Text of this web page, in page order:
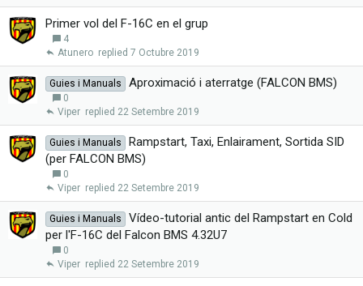
Primer vol del F-16C en el grup
4
7 Octubre 2019
Atunero
Guies i Manuals Aproximació i aterratge (FALCON BMS)
0
22 Setembre 2019
Viper
Guies i Manuals
Rampstart, Taxi, Enlairament, Sortida SID
(per FALCON BMS)
0
22 Setembre 2019
Viper
Guies i Manuals
Vídeo-tutorial antic del Rampstart en Cold
per l'F-16C del Falcon BMS 4.32U7
0
22 Setembre 2019
Viper